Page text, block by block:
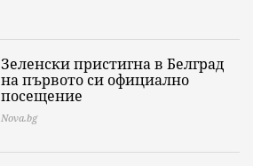
Зеленски пристигна в Белград
на първото си официално
посещение
Nova.bg